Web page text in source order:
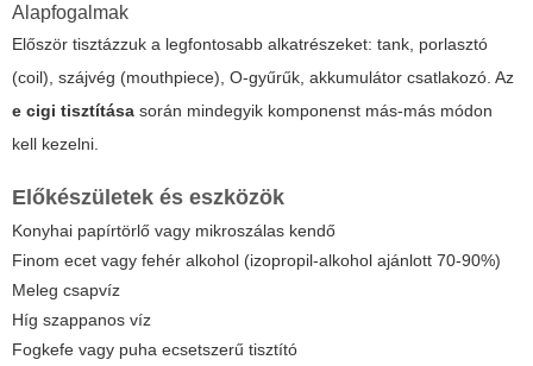
Alapfogalmak
Először tisztázzuk a legfontosabb alkatrészeket: tank, porlasztó
(coil), szájvég (mouthpiece), O-gyűrűk, akkumulátor csatlakozó. Az
e cigi tisztítása során mindegyik komponenst más-más módon
kell kezelni.
Előkészületek és eszközök
Konyhai papírtörlő vagy mikroszálas kendő
Finom ecet vagy fehér alkohol (izopropil-alkohol ajánlott 70-90%)
Meleg csapvíz
Híg szappanos víz
Fogkefe vagy puha ecsetszerű tisztító